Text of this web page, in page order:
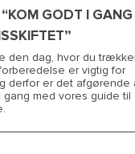
GODT I GANG
den dag, hvor du
er vigtig for
derfor er det afgørende
gang med vores guide til